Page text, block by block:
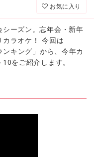
お気に入り
ーズン。忘年会・新年
ラオケ！ 今回は
ンキング」から、今年カ
をご紹介します。